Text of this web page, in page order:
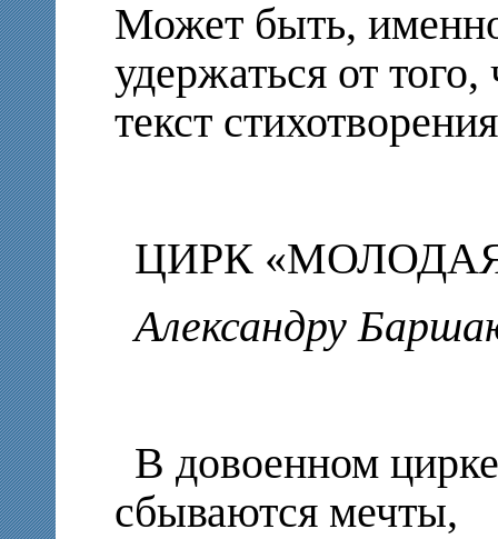
Может быть,
удержаться от
текст
ЦИРК «МОЛОДАЯ
Александру
В довоенном
сбываются мечты,